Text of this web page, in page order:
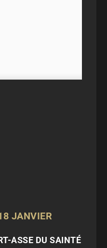
JANVIER
ASSE DU SAINTÉ